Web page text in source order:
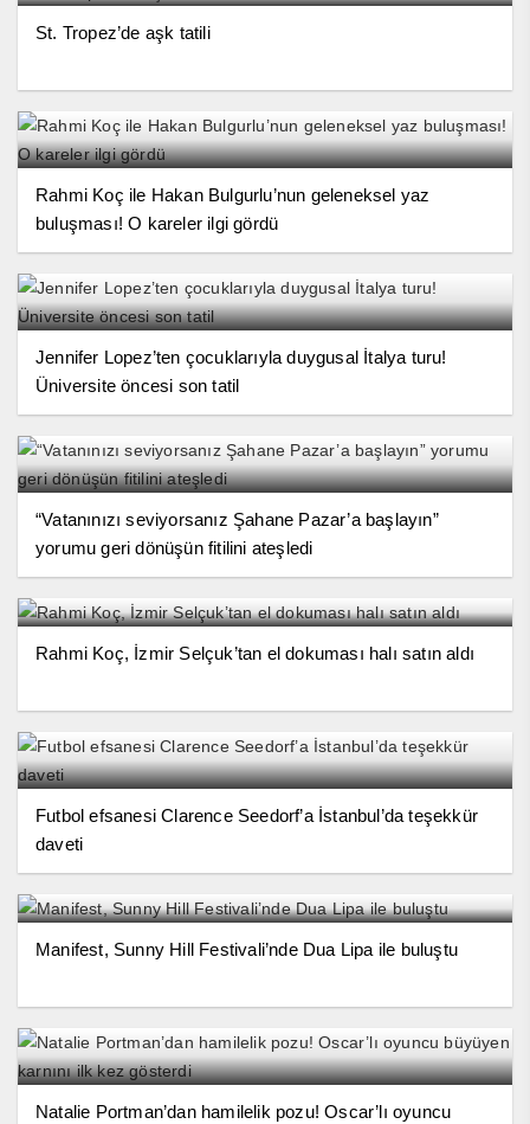
St. Tropez’de aşk tatili
Rahmi Koç ile Hakan Bulgurlu’nun geleneksel yaz
buluşması! O kareler ilgi gördü
Jennifer Lopez’ten çocuklarıyla duygusal İtalya turu!
Üniversite öncesi son tatil
“Vatanınızı seviyorsanız Şahane Pazar’a başlayın”
yorumu geri dönüşün fitilini ateşledi
Rahmi Koç, İzmir Selçuk’tan el dokuması halı satın aldı
Futbol efsanesi Clarence Seedorf’a İstanbul’da teşekkür
daveti
Manifest, Sunny Hill Festivali’nde Dua Lipa ile buluştu
Natalie Portman’dan hamilelik pozu! Oscar’lı oyuncu